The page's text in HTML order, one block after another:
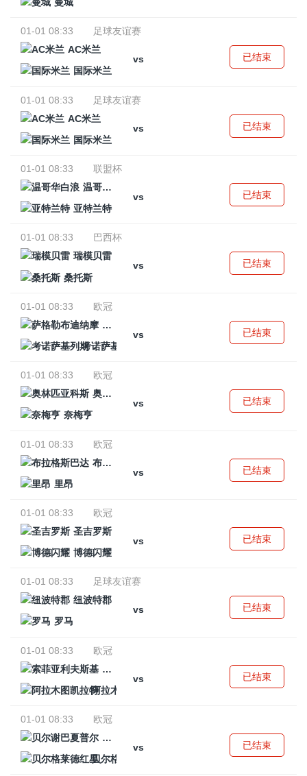
01-01 08:33
足球友谊赛
AC米兰
vs
国际米兰
已结束
01-01 08:33
足球友谊赛
AC米兰
vs
国际米兰
已结束
01-01 08:33
联盟杯
温哥华白浪
vs
亚特兰特
已结束
01-01 08:33
巴西杯
瑞模贝雷
vs
桑托斯
已结束
01-01 08:33
欧冠
萨格勒布迪纳摩
vs
考诺萨基列斯
已结束
01-01 08:33
欧冠
奥林匹亚科斯
vs
奈梅亨
已结束
01-01 08:33
欧冠
布拉格斯巴达
vs
里昂
已结束
01-01 08:33
欧冠
圣吉罗斯
vs
博德闪耀
已结束
01-01 08:33
足球友谊赛
纽波特郡
vs
罗马
已结束
01-01 08:33
欧冠
索菲亚利夫斯基
vs
阿拉木图凯拉特
已结束
01-01 08:33
欧冠
贝尔谢巴夏普尔
vs
贝尔格莱德红星
已结束